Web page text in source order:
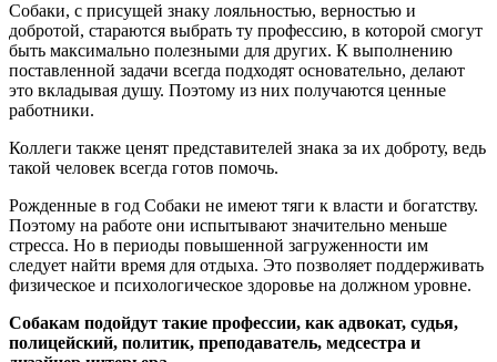
Собаки, с присущей знаку лояльностью, верностью и
добротой, стараются выбрать ту профессию, в которой смогут
быть максимально полезными для других. К выполнению
поставленной задачи всегда подходят основательно, делают
это вкладывая душу. Поэтому из них получаются ценные
работники.
Коллеги также ценят представителей знака за их доброту, ведь
такой человек всегда готов помочь.
Рожденные в год Собаки не имеют тяги к власти и богатству.
Поэтому на работе они испытывают значительно меньше
стресса. Но в периоды повышенной загруженности им
следует найти время для отдыха. Это позволяет поддерживать
физическое и психологическое здоровье на должном уровне.
Собакам подойдут такие профессии, как адвокат, судья,
полицейский, политик, преподаватель, медсестра и